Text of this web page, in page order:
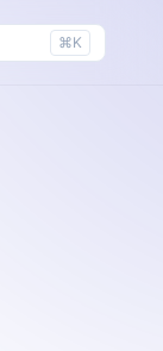
⌘K